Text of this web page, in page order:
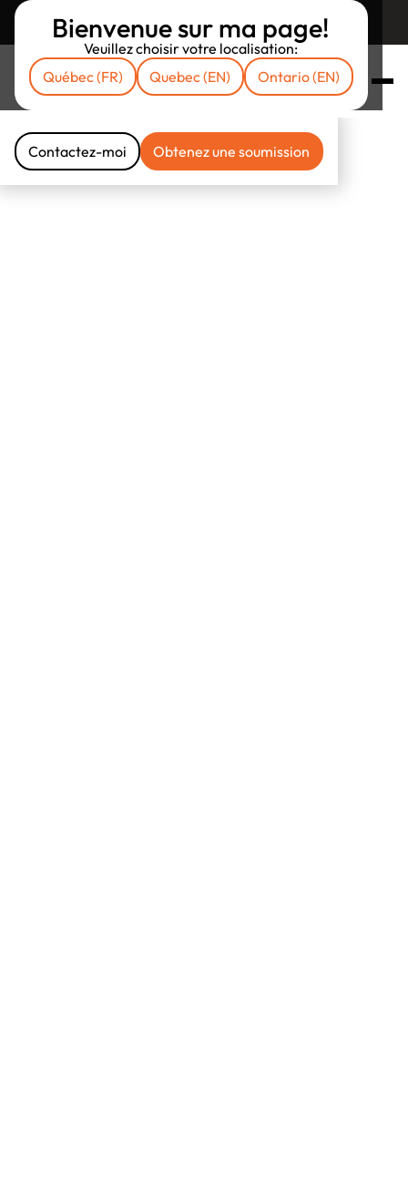
Bienvenue sur ma page!
Veuillez choisir votre localisation:
Québec (FR)
Quebec (EN) Ontario (EN)
Retourner sur assuruni.com
Contactez-moi
Contactez-moi
Obtenez une soumission
Obtenez une soumission